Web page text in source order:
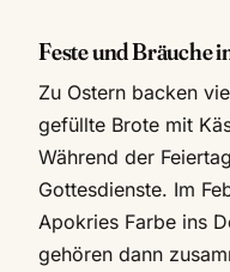
Feste und Bräuche
Zu Ostern backen
gefüllte Brote mit
Während der
Gottesdienste. Im
Apokries Farbe ins
gehören dann